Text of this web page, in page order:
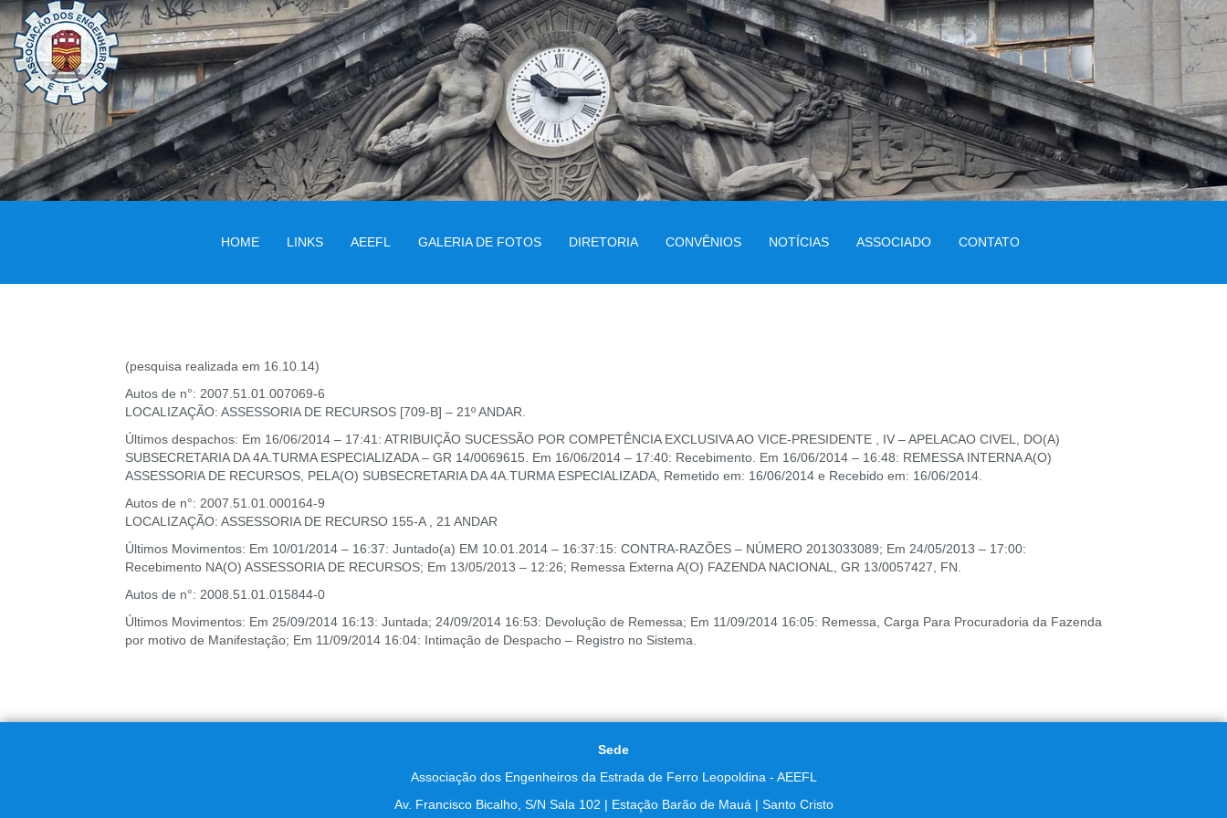
HOME LINKS AEEFL GALERIA DE FOTOS DIRETORIA CONVÊNIOS NOTÍCIAS ASSOCIADO CONTATO
(pesquisa realizada em 16.10.14)
Autos de n°: 2007.51.01.007069-6
LOCALIZAÇÃO: ASSESSORIA DE RECURSOS [709-B] – 21º ANDAR.
Últimos despachos: Em 16/06/2014 – 17:41: ATRIBUIÇÃO SUCESSÃO POR COMPETÊNCIA EXCLUSIVA AO VICE-PRESIDENTE , IV – APELACAO CIVEL, DO(A)
SUBSECRETARIA DA 4A.TURMA ESPECIALIZADA – GR 14/0069615. Em 16/06/2014 – 17:40: Recebimento. Em 16/06/2014 – 16:48: REMESSA INTERNA A(O)
ASSESSORIA DE RECURSOS, PELA(O) SUBSECRETARIA DA 4A.TURMA ESPECIALIZADA, Remetido em: 16/06/2014 e Recebido em: 16/06/2014.
Autos de n°: 2007.51.01.000164-9
LOCALIZAÇÃO: ASSESSORIA DE RECURSO 155-A , 21 ANDAR
Últimos Movimentos: Em 10/01/2014 – 16:37: Juntado(a) EM 10.01.2014 – 16:37:15: CONTRA-RAZÕES – NÚMERO 2013033089; Em 24/05/2013 – 17:00:
Recebimento NA(O) ASSESSORIA DE RECURSOS; Em 13/05/2013 – 12:26; Remessa Externa A(O) FAZENDA NACIONAL, GR 13/0057427, FN.
Autos de n°: 2008.51.01.015844-0
Últimos Movimentos: Em 25/09/2014 16:13: Juntada; 24/09/2014 16:53: Devolução de Remessa; Em 11/09/2014 16:05: Remessa, Carga Para Procuradoria da Fazenda
por motivo de Manifestação; Em 11/09/2014 16:04: Intimação de Despacho – Registro no Sistema.
Sede
Associação dos Engenheiros da Estrada de Ferro Leopoldina - AEEFL
Av. Francisco Bicalho, S/N Sala 102 | Estação Barão de Mauá | Santo Cristo